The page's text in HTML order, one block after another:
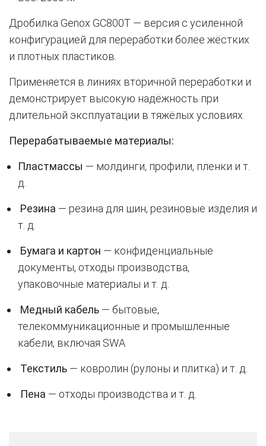
Дробилка Genox GC800T — версия с усиленной
конфигурацией для переработки более жёстких
и плотных пластиков.
Применяется в линиях вторичной переработки и
демонстрирует высокую надёжность при
длительной эксплуатации в тяжёлых условиях.
Перерабатываемые материалы:
Пластмассы — молдинги, профили, пленки и т.
д.
Резина — резина для шин, резиновые изделия и
т. д.
Бумага и картон — конфиденциальные
документы, отходы производства,
упаковочные материалы и т. д.
Медный кабель — бытовые,
телекоммуникационные и промышленные
кабели, включая SWA
Текстиль — ковролин (рулоны и плитка) и т. д.
Пена — отходы производства и т. д.